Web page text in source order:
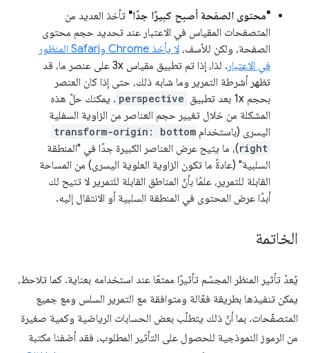
"محتوى الصفحة أصبح كبيرًا جدًا" تأخذ العديد من
المتصفحات المقياس في الاعتبار عند تحديد حجم محتوى
الصفحة، ولكن للأسف،
لا يأخذ Chrome وSafari المنظور
في الاعتبار
. لذا، إذا تم تطبيق مقياس 3x على عنصر ما، قد
تظهر أشرطة التمرير وما شابه ذلك، حتى إذا كان العنصر
بحجم 1x بعد تطبيق
perspective . يمكنك حلّ هذه
المشكلة من خلال تغيير حجم العناصر من الزاوية السفلية
اليسرى (باستخدام transform-origin: bottom
right)، ما يتيح عرض العناصر الكبيرة جدًا في "المنطقة
السلبية" (عادةً ما تكون الزاوية العلوية اليسرى) من المساحة
القابلة للتمرير، علمًا بأنّ المناطق القابلة للتمرير لا تتيح لك
أبدًا عرض المحتوى في المنطقة السلبية أو الانتقال إليه.
الخاتمة
يُعدّ تأثير المنظر المجسّم تأثيرًا ممتعًا عند استخدامه بعناية. كما تلاحظ،
يمكن تنفيذها بطريقة فعّالة ومتوافقة مع التمرير السلس ومع جميع
المتصفّحات. بما أنّ ذلك يتطلّب بعض الحسابات الرياضية وكمية صغيرة
من الرموز النموذجية للحصول على التأثير المطلوب، فقد أضفنا مكتبة